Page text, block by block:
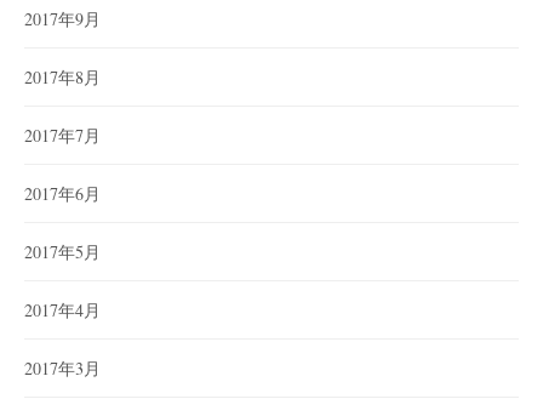
2017年9月
2017年8月
2017年7月
2017年6月
2017年5月
2017年4月
2017年3月